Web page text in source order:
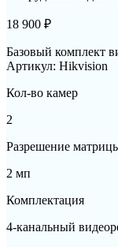
18 900 ₽
Базовый комплект
Артикул: Hikvision
Кол-во камер
2
Разрешение
2 мп
Комплектация
4-канальный